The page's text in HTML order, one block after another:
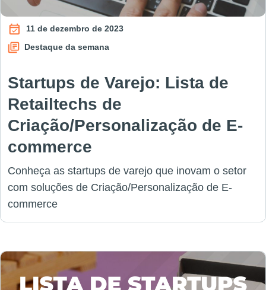
11 de dezembro de 2023
Destaque da semana
Startups de Varejo: Lista de
Retailtechs de
Criação/Personalização de E-
commerce
Conheça as startups de varejo que inovam o setor
com soluções de Criação/Personalização de E-
commerce